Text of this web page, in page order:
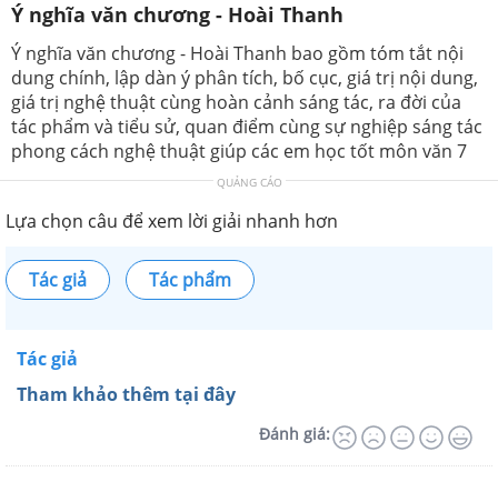
Ý nghĩa văn chương - Hoài Thanh
Ý nghĩa văn chương - Hoài Thanh bao gồm tóm tắt nội
dung chính, lập dàn ý phân tích, bố cục, giá trị nội dung,
giá trị nghệ thuật cùng hoàn cảnh sáng tác, ra đời của
tác phẩm và tiểu sử, quan điểm cùng sự nghiệp sáng tác
phong cách nghệ thuật giúp các em học tốt môn văn 7
QUẢNG CÁO
Lựa chọn câu để xem lời giải nhanh hơn
Tác giả Tác phẩm
Tác giả
Tham khảo thêm tại đây
Đánh giá: